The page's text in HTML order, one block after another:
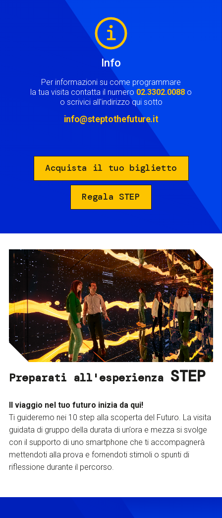
Info
Per informazioni su come programmare
la tua visita contatta il numero 02.3302.0088 o
o scrivici all'indirizzo qui sotto
info@steptothefuture.it
Acquista il tuo biglietto
Regala STEP
Preparati all'esperienza STEP
Il viaggio nel tuo futuro inizia da qui!
Ti guideremo nei 10 step alla scoperta del Futuro. La visita
guidata di gruppo della durata di un’ora e mezza si svolge
con il supporto di uno smartphone che ti accompagnerà
mettendoti alla prova e fornendoti stimoli o spunti di
riflessione durante il percorso.